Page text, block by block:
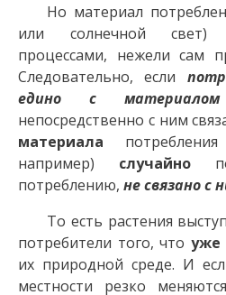
Но материал
или солнечной свет)
процессами, нежели сам
Следовательно, если
едино с материалом
непосредственно с ним
материала
например) случайно
потреблению, не связано с
То есть растения
потребители того, что уже
их природной среде. И
местности резко